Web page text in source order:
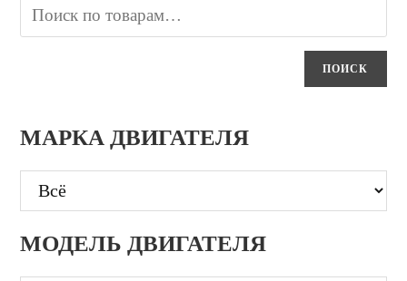
ПОИСК
МАРКА ДВИГАТЕЛЯ
МОДЕЛЬ ДВИГАТЕЛЯ